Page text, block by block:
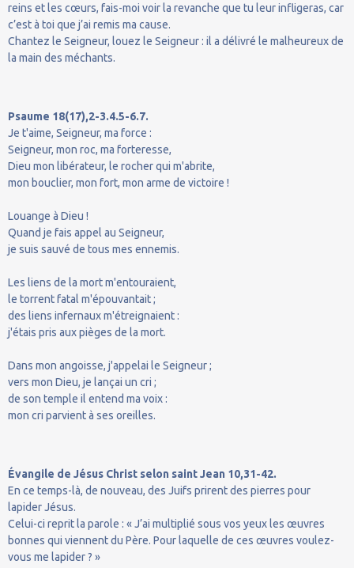
reins et les cœurs, fais-moi voir la revanche que tu leur infligeras, car
c’est à toi que j’ai remis ma cause.
Chantez le Seigneur, louez le Seigneur : il a délivré le malheureux de
la main des méchants.
Psaume 18(17),2-3.4.5-6.7.
Je t'aime, Seigneur, ma force :
Seigneur, mon roc, ma forteresse,
Dieu mon libérateur, le rocher qui m'abrite,
mon bouclier, mon fort, mon arme de victoire !
Louange à Dieu !
Quand je fais appel au Seigneur,
je suis sauvé de tous mes ennemis.
Les liens de la mort m'entouraient,
le torrent fatal m'épouvantait ;
des liens infernaux m'étreignaient :
j'étais pris aux pièges de la mort.
Dans mon angoisse, j'appelai le Seigneur ;
vers mon Dieu, je lançai un cri ;
de son temple il entend ma voix :
mon cri parvient à ses oreilles.
Évangile de Jésus Christ selon saint Jean 10,31-42.
En ce temps-là, de nouveau, des Juifs prirent des pierres pour
lapider Jésus.
Celui-ci reprit la parole : « J’ai multiplié sous vos yeux les œuvres
bonnes qui viennent du Père. Pour laquelle de ces œuvres voulez-
vous me lapider ? »